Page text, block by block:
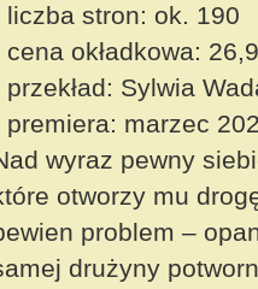
liczba stron: ok. 190
cena okładkowa:
przekład: Sylwia
premiera: marzec
wyraz pewny
otworzy mu
problem –
drużyny